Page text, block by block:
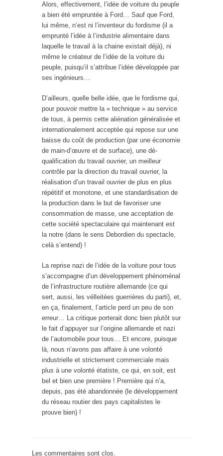
Alors, effectivement, l’idée de voiture du peuple
a bien été empruntée à Ford… Sauf que Ford,
lui même, n’est ni l’inventeur du fordisme (il a
emprunté l’idée à l’industrie alimentaire dans
laquelle le travail à la chaine existait déjà), ni
même le créateur de l’idée de la voiture du
peuple, puisqu’il s’attribue l’idée développée par
ses ingénieurs…
D’ailleurs, quelle belle idée, que le fordisme qui,
pour pouvoir mettre la « technique » au service
de tous, à permis cette aliénation généralisée et
internationalement acceptée qui repose sur une
baisse du coût de production (par une économie
de main-d’œuvre et de surface), une dé-
qualification du travail ouvrier, un meilleur
contrôle par la direction du travail ouvrier, la
réalisation d’un travail ouvrier de plus en plus
répétitif et monotone, et une standardisation de
la production dans le but de favoriser une
consommation de masse, une acceptation de
cette société spectaculaire qui maintenant est
la notre (dans le sens Debordien du spectacle,
celà s’entend) !
La reprise nazi de l’idée de la voiture pour tous
s’accompagne d’un développement phénoménal
de l’infrastructure routière allemande (ce qui
sert, aussi, les vélleitées guerrières du parti), et,
en ça, finalement, l’article perd un peu de son
erreur… La critique porterait donc bien plutôt sur
le fait d’appuyer sur l’origine allemande et nazi
de l’automobile pour tous… Et encore, puisque
là, nous n’avons pas affaire à une volonté
industrielle et strictement commerciale mais
plus à une volonté étatiste, ce qui, en soit, est
bel et bien une première ! Première qui n’a,
depuis, pas été abandonnée (le développement
du réseau routier des pays capitalistes le
prouve bien) !
Les commentaires sont clos.